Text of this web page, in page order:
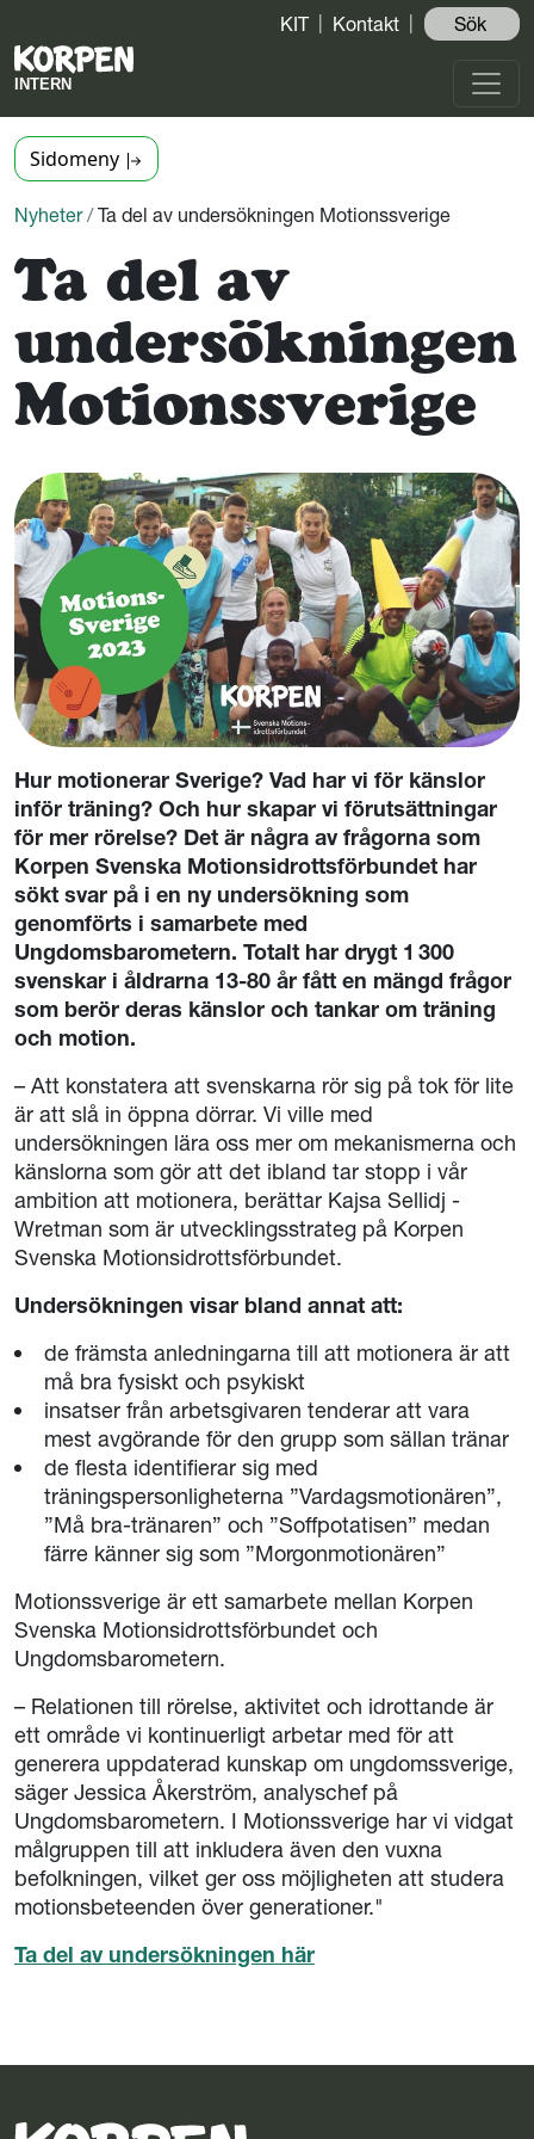
KIT Kontakt Sök ️
Sidomeny
Nyheter / Ta del av undersökningen Motionssverige
Ta del av
undersökningen
Motionssverige
Hur motionerar Sverige? Vad har vi för känslor
inför träning? Och hur skapar vi förutsättningar
för mer rörelse? Det är några av frågorna som
Korpen Svenska Motionsidrottsförbundet har
sökt svar på i en ny undersökning som
genomförts i samarbete med
Ungdomsbarometern. Totalt har drygt 1 300
svenskar i åldrarna 13-80 år fått en mängd frågor
som berör deras känslor och tankar om träning
och motion.
– Att konstatera att svenskarna rör sig på tok för lite
är att slå in öppna dörrar. Vi ville med
undersökningen lära oss mer om mekanismerna och
känslorna som gör att det ibland tar stopp i vår
ambition att motionera, berättar Kajsa Sellidj -
Wretman som är utvecklingsstrateg på Korpen
Svenska Motionsidrottsförbundet.
Undersökningen visar bland annat att:
de främsta anledningarna till att motionera är att
må bra fysiskt och psykiskt
insatser från arbetsgivaren tenderar att vara
mest avgörande för den grupp som sällan tränar
de flesta identifierar sig med
träningspersonligheterna ”Vardagsmotionären”,
”Må bra-tränaren” och ”Soffpotatisen” medan
färre känner sig som ”Morgonmotionären”
Motionssverige är ett samarbete mellan Korpen
Svenska Motionsidrottsförbundet och
Ungdomsbarometern.
– Relationen till rörelse, aktivitet och idrottande är
ett område vi kontinuerligt arbetar med för att
generera uppdaterad kunskap om ungdomssverige,
säger Jessica Åkerström, analyschef på
Ungdomsbarometern. I Motionssverige har vi vidgat
målgruppen till att inkludera även den vuxna
befolkningen, vilket ger oss möjligheten att studera
motionsbeteenden över generationer."
Ta del av undersökningen här